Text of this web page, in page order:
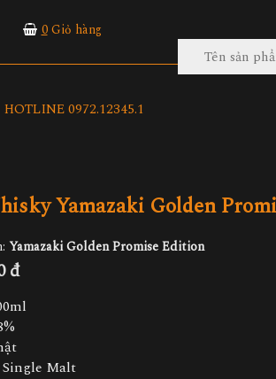
0 Giỏ hàng
HOTLINE 0972.12345.1
Yamazaki Golden
Yamazaki Golden Promise Edition
đ
Malt